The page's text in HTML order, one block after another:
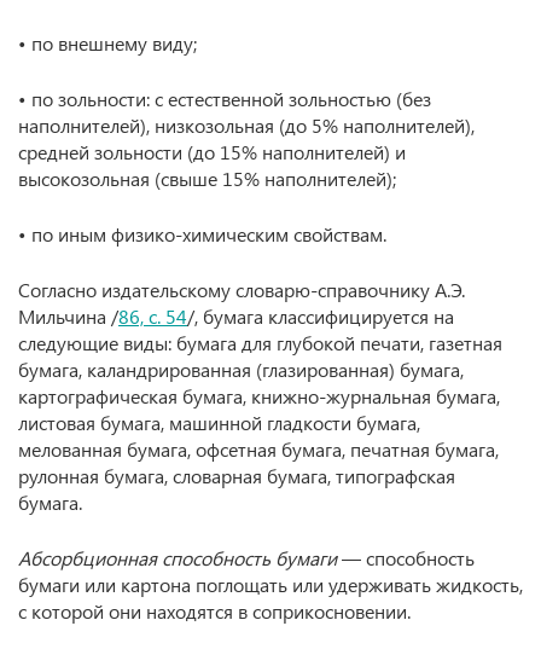
• по внешнему виду;
• по зольности: с естественной зольностью (без
наполнителей), низкозольная (до 5% наполнителей),
средней зольности (до 15% наполнителей) и
высокозольная (свыше 15% наполнителей);
• по иным физико-химическим свойствам.
Согласно издательскому словарю-справочнику А.Э.
Мильчина /86, с. 54/, бумага классифицируется на
следующие виды: бумага для глубокой печати, газетная
бумага, каландрированная (глазированная) бумага,
картографическая бумага, книжно-журнальная бумага,
листовая бумага, машинной гладкости бумага,
мелованная бумага, офсетная бумага, печатная бумага,
рулонная бумага, словарная бумага, типографская
бумага.
Абсорбционная способность бумаги— способность
бумаги или картона поглощать или удерживать жидкость,
с которой они находятся в соприкосновении.